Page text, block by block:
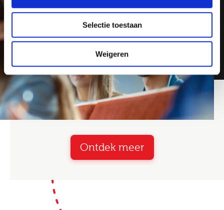
Selectie toestaan
Weigeren
Ontdek meer